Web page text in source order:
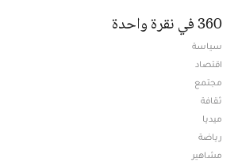
360 في نقرة واحدة
سياسة
اقتصاد
مجتمع
ثقافة
ميديا
رياضة
مشاهير